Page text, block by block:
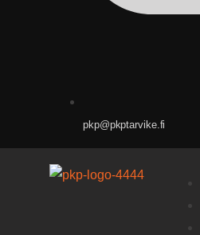
pkp@pkptarvike.fi